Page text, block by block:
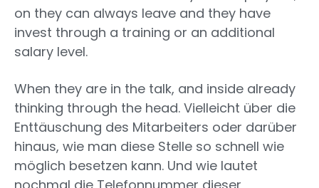
on they can always leave and they have
invest through a training or an additional
salary level.
When they are in the talk, and inside already
thinking through the head. Vielleicht über die
Enttäuschung des Mitarbeiters oder darüber
hinaus, wie man diese Stelle so schnell wie
möglich besetzen kann. Und wie lautet